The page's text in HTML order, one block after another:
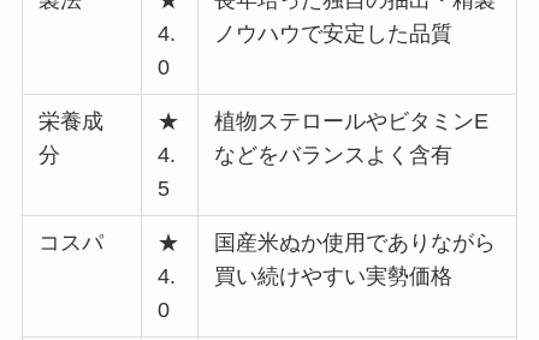
4.
0
ノウハウで安定した品質
栄養成
分
★
4.
5
植物ステロールやビタミンE
などをバランスよく含有
コスパ
★
4.
0
国産米ぬか使用でありながら
買い続けやすい実勢価格